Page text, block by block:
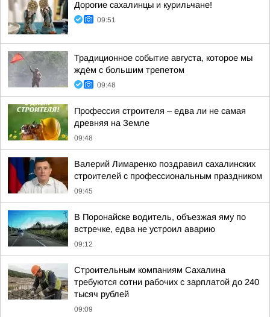
Дорогие сахалинцы и курильчане!
09:51
Традиционное событие августа, которое мы
ждём с большим трепетом
09:48
Профессия строителя – едва ли не самая
древняя на Земле
09:48
Валерий Лимаренко поздравил сахалинских
строителей с профессиональным праздником
09:45
В Поронайске водитель, объезжая яму по
встречке, едва не устроил аварию
09:12
Строительным компаниям Сахалина
требуются сотни рабочих с зарплатой до 240
тысяч рублей
09:09